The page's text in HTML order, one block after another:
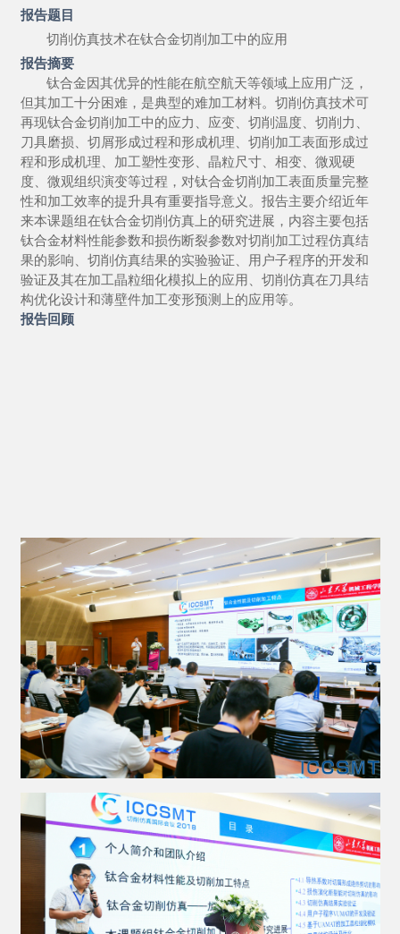
报告题目
切削仿真技术在钛合金切削加工中的应用
报告摘要
钛合金因其优异的性能在航空航天等领域上应用广泛，
但其加工十分困难，是典型的难加工材料。切削仿真技术可
再现钛合金切削加工中的应力、应变、切削温度、切削力、
刀具磨损、切屑形成过程和形成机理、切削加工表面形成过
程和形成机理、加工塑性变形、晶粒尺寸、相变、微观硬
度、微观组织演变等过程，对钛合金切削加工表面质量完整
性和加工效率的提升具有重要指导意义。报告主要介绍近年
来本课题组在钛合金切削仿真上的研究进展，内容主要包括
钛合金材料性能参数和损伤断裂参数对切削加工过程仿真结
果的影响、切削仿真结果的实验验证、用户子程序的开发和
验证及其在加工晶粒细化模拟上的应用、切削仿真在刀具结
构优化设计和薄壁件加工变形预测上的应用等。
报告回顾